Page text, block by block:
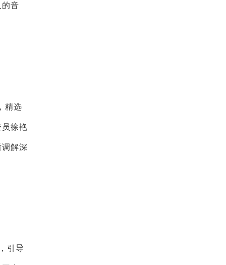
音
精选
徐艳
解深
引导